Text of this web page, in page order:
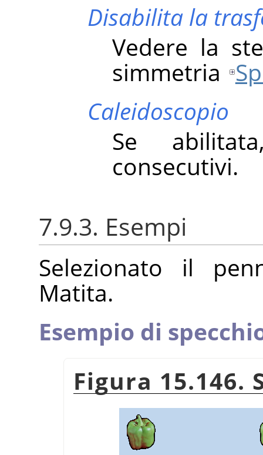
Disabilita la
Vedere la
simmetria
Caleidoscopio
Se
consecutivi.
7.9.3. Esempi
Selezionato il
Matita.
Esempio di
Figura